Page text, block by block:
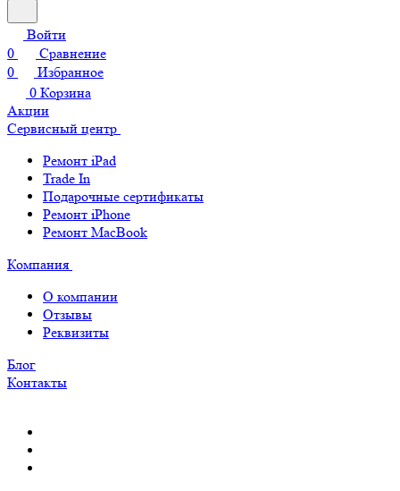
Войти
0
Сравнение
0
Избранное
0 Корзина
Акции
Сервисный центр
Ремонт iPad
Trade In
Подарочные сертификаты
Ремонт iPhone
Ремонт MacBook
Компания
О компании
Отзывы
Реквизиты
Блог
Контакты